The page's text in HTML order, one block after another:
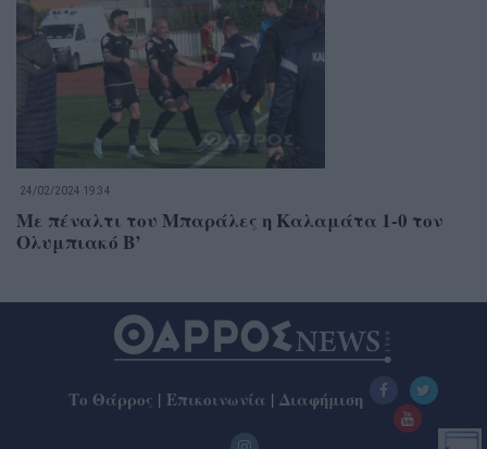
24/02/2024 19:34
Με πέναλτι του Μπαράλες η Καλαμάτα 1-0 τον
Ολυμπιακό Β’
Το Θάρρος | Επικοινωνία | Διαφήμιση